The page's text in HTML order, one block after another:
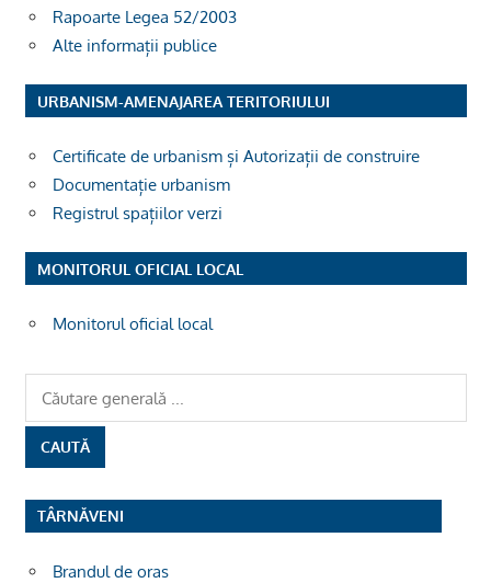
Rapoarte Legea 52/2003
Alte informații publice
URBANISM-AMENAJAREA TERITORIULUI
Certificate de urbanism și Autorizații de construire
Documentație urbanism
Registrul spațiilor verzi
MONITORUL OFICIAL LOCAL
Monitorul oficial local
TÂRNĂVENI
Brandul de oras